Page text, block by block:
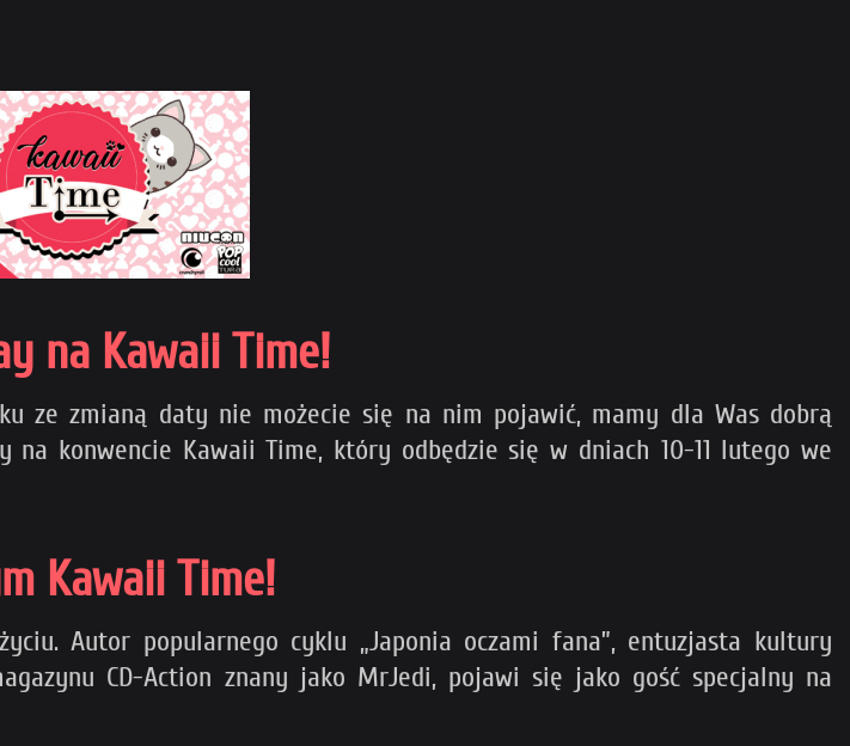
na Kawaii Time!
ze zmianą daty nie możecie się na nim pojawić, mamy dla Was dobrą
na konwencie Kawaii Time, który odbędzie się w dniach 10-11 lutego we
Kawaii Time!
Autor popularnego cyklu „Japonia oczami fana”, entuzjasta kultury
CD-Action znany jako MrJedi, pojawi się jako gość specjalny na